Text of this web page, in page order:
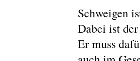
Schweigen
Dabei ist
Er muss